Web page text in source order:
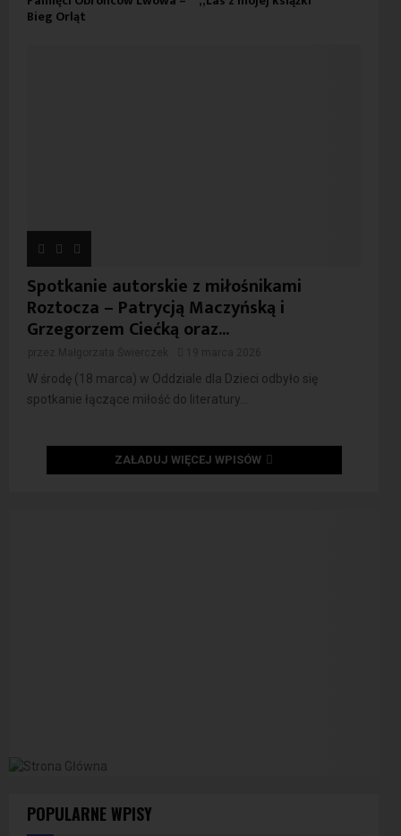
Bieg Orląt
Spotkanie autorskie z miłośnikami
Roztocza – Patrycją Maczyńską i
Grzegorzem Ciećką oraz...
W środę (18 marca) w Oddziale dla Dzieci odbyło się
spotkanie łączące miłość do literatury...
ZAŁADUJ WIĘCEJ WPISÓW
POPULARNE WPISY